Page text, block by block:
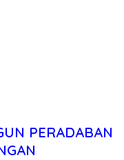
PERADABAN